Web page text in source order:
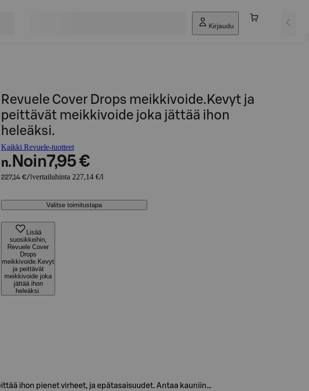
Kirjaudu
Revuele Cover Drops meikkivoide.Kevyt ja
peittävät meikkivoide joka jättää ihon
heleäksi.
Kaikki Revuele-tuotteet
n. Noin7,95 €
227,14 €/l vertailuhinta 227,14 €/l
Valitse toimitustapa
Lisää
suosikkeihin,
Revuele Cover
Drops
meikkivoide.Kevyt
ja peittävät
meikkivoide joka
jättää ihon
heleäksi.
ihon pienet virheet, ja epätasaisuudet. Antaa kauniin…